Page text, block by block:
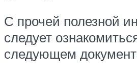
С прочей полезной
следует
следующем